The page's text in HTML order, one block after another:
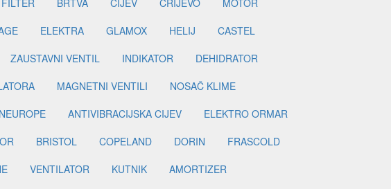
FILTER BRTVA CIJEV CRIJEVO
MOTOR
ELEKTRA GLAMOX HELIJ
CASTEL
ZAUSTAVNI VENTIL INDIKATOR
DEHIDRATOR
MAGNETNI VENTILI
NOSAČ KLIME
ANTIVIBRACIJSKA CIJEV
ELEKTRO ORMAR
BRISTOL COPELAND DORIN
FRASCOLD
VENTILATOR KUTNIK
AMORTIZER